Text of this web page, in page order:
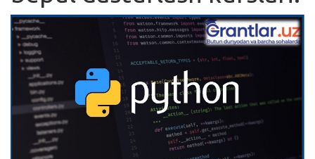
Yana
Qidirish
Kirish